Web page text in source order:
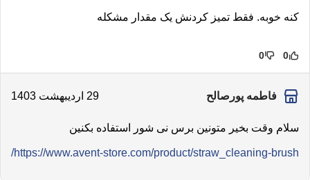
کنه خوبه. فقط تمیز کردنش یک مقدار مشکله
0
0
فاطمه پورصالح 29 اردیبهشت 1403
سلام وقت بخیر متونین برس نی شور استفاده بکنین
https://www.avent-store.com/product/straw_cleaning-brush/